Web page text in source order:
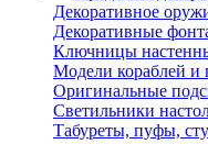
Декоративное
Декоративные
Ключницы
Модели кораблей и
Оригинальные
Светильники
Табуреты, пуфы,